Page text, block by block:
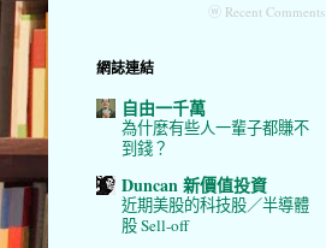
ⓦ Recent Comments
網誌連結
自由一千萬
為什麼有些人一輩子都賺不
到錢？
Duncan 新價值投資
近期美股的科技股／半導體
股 Sell-off